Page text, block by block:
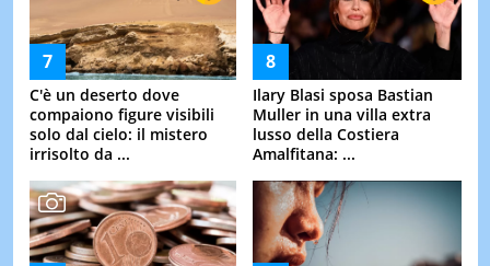
C'è un deserto dove
compaiono figure visibili
solo dal cielo: il mistero
irrisolto da ...
Ilary Blasi sposa Bastian
Muller in una villa extra
lusso della Costiera
Amalfitana: ...